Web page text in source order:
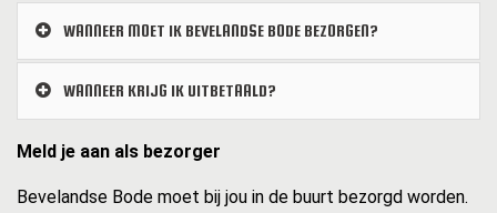
WANNEER MOET IK BEVELANDSE BODE BEZORGEN?
WANNEER KRIJG IK UITBETAALD?
Meld je aan als bezorger
Bevelandse Bode moet bij jou in de buurt bezorgd worden.